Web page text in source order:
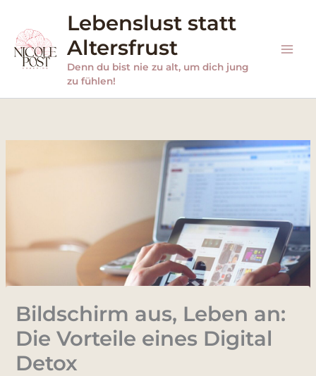
springen
Lebenslust statt
Altersfrust
Denn du bist nie zu alt, um dich jung
zu fühlen!
Bildschirm aus, Leben an:
Die Vorteile eines Digital
Detox